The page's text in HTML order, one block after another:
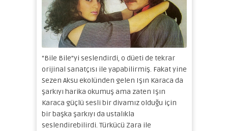
“Bile Bile”yi seslendirdi, o düeti de tekrar
orijinal sanatçısı ile yapabilirmiş. Fakat yine
Sezen Aksu ekolünden gelen Işın Karaca da
şarkıyı harika okumuş ama zaten Işın
Karaca güçlü sesli bir divamız olduğu için
bir başka şarkıyı da ustalıkla
seslendirebilirdi. Türkücü Zara ile